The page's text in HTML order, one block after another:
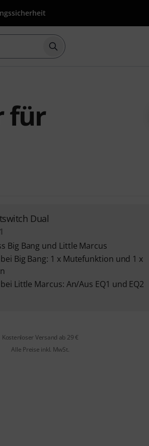
Suche mit Suchwort
für
Dual
Big Bang und Little Marcus
Big Bang: 1 x Mutefunktion und 1 x
Little Marcus: An/Aus EQ1 und EQ2
Kostenloser Versand ab 29 €
Alle Preise inkl. MwSt.